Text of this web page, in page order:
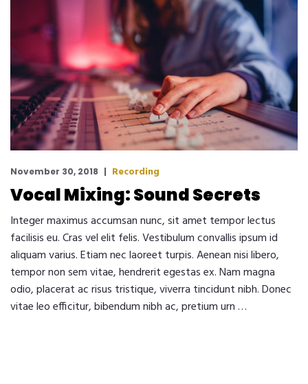
November 30, 2018 Recording
Vocal Mixing: Sound Secrets
Integer maximus accumsan nunc, sit amet tempor lectus
facilisis eu. Cras vel elit felis. Vestibulum convallis ipsum id
aliquam varius. Etiam nec laoreet turpis. Aenean nisi libero,
tempor non sem vitae, hendrerit egestas ex. Nam magna
odio, placerat ac risus tristique, viverra tincidunt nibh. Donec
vitae leo efficitur, bibendum nibh ac, pretium urn …